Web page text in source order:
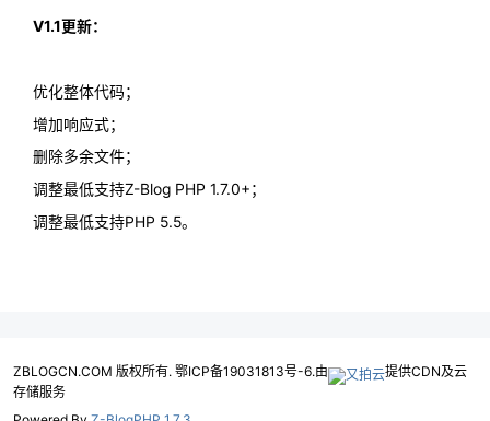
V1.1更新：
优化整体代码；
增加响应式；
删除多余文件；
调整最低支持Z-Blog PHP 1.7.0+；
调整最低支持PHP 5.5。
ZBLOGCN.COM 版权所有. 鄂ICP备19031813号-6.由
提供CDN及云
存储服务